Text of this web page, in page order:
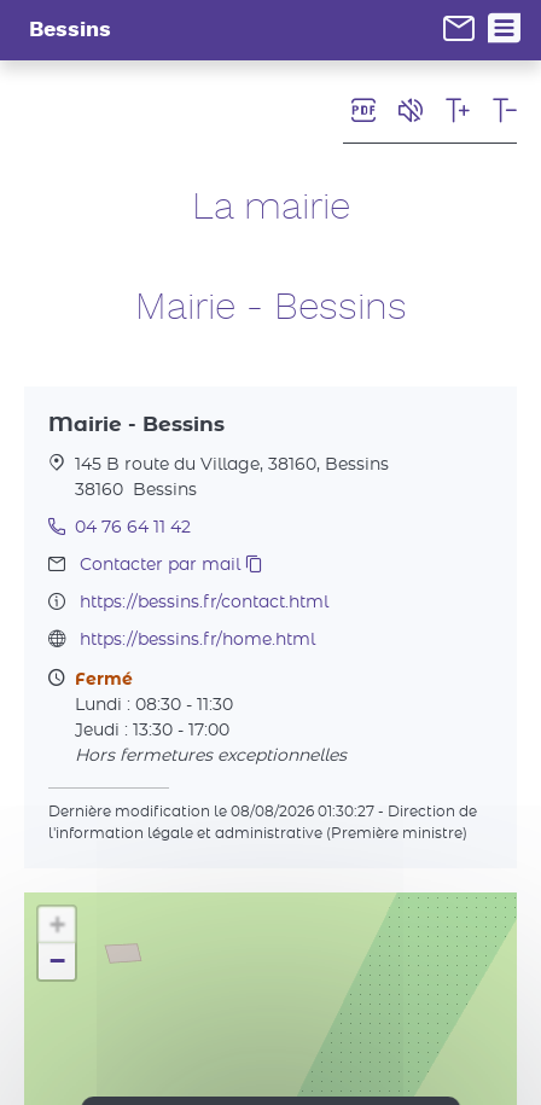
Bessins
La mairie
Mairie - Bessins
Mairie - Bessins
145 B route du Village, 38160, Bessins
38160
Bessins
04 76 64 11 42
Contacter par mail
https://bessins.fr/contact.html
https://bessins.fr/home.html
Fermé
Lundi : 08:30 - 11:30
Jeudi : 13:30 - 17:00
Hors fermetures exceptionnelles
Dernière modification le 08/08/2026 01:30:27 - Direction de
l'information légale et administrative (Première ministre)
+
−